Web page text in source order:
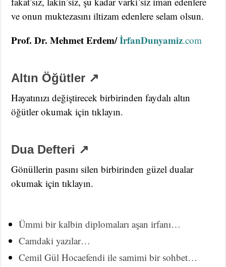
ve onun muktezasını iltizam edenlere selam olsun.
Prof. Dr. Mehmet Erdem/İrfanDunyamiz.com
Altın Öğütler ↗
Hayatınızı değiştirecek birbirinden faydalı altın
öğütler okumak için tıklayın.
Dua Defteri ↗
Gönüllerin pasını silen birbirinden güzel dualar
okumak için tıklayın.
Ümmi bir kalbin diplomaları aşan irfanı…
Camdaki yazılar…
Cemil Gül Hocaefendi ile samimi bir sohbet…